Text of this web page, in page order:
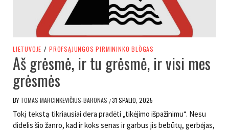
LIETUVOJE / PROFSĄJUNGOS PIRMININKO BLÒGAS
Aš grėsmė, ir tu grėsmė, ir visi mes
grėsmės
BY TOMAS MARCINKEVIČIUS-BARONAS /31 SPALIO, 2025
Tokį tekstą tikriausiai dera pradėti „tikėjimo išpažinimu“. Nesu
didelis šio žanro, kad ir koks senas ir garbus jis bebūtų, gerbėjas,